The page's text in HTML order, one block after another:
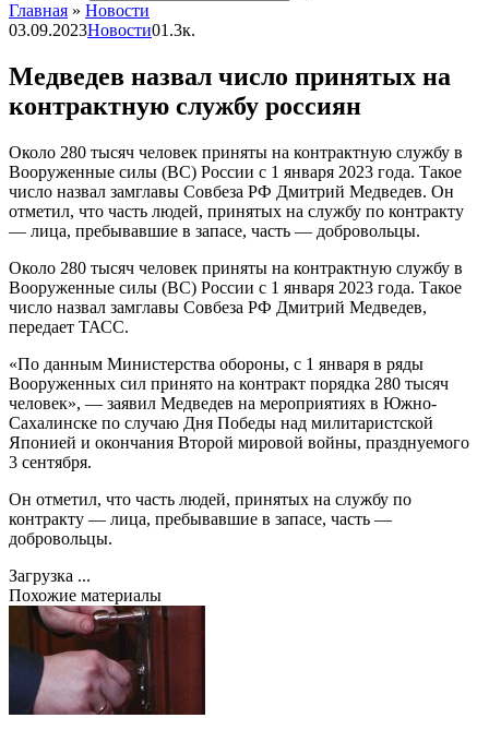
Главная » Новости
03.09.2023Новости01.3к.
Медведев назвал число принятых на
контрактную службу россиян
Около 280 тысяч человек приняты на контрактную службу в
Вооруженные силы (ВС) России с 1 января 2023 года. Такое
число назвал замглавы Совбеза РФ Дмитрий Медведев. Он
отметил, что часть людей, принятых на службу по контракту
— лица, пребывавшие в запасе, часть — добровольцы.
Около 280 тысяч человек приняты на контрактную службу в
Вооруженные силы (ВС) России с 1 января 2023 года. Такое
число назвал замглавы Совбеза РФ Дмитрий Медведев,
передает ТАСС.
«По данным Министерства обороны, с 1 января в ряды
Вооруженных сил принято на контракт порядка 280 тысяч
человек», — заявил Медведев на мероприятиях в Южно-
Сахалинске по случаю Дня Победы над милитаристской
Японией и окончания Второй мировой войны, празднуемого
3 сентября.
Он отметил, что часть людей, принятых на службу по
контракту — лица, пребывавшие в запасе, часть —
добровольцы.
Загрузка ...
Похожие материалы